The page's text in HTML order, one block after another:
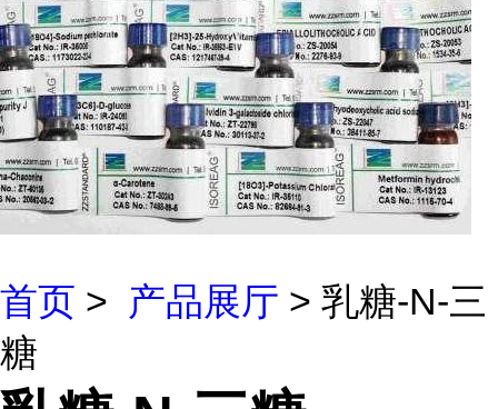
首页 > 产品展厅 > 乳糖-N-三
糖